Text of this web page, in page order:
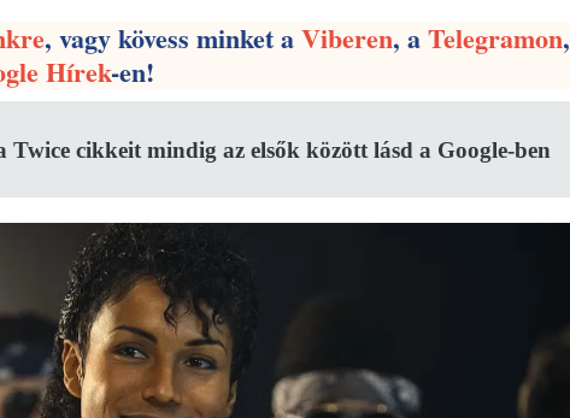
, vagy kövess minket aViberen, aTelegramon,
Hírek-en!
Twice cikkeit mindig az elsők között lásd a Google-ben